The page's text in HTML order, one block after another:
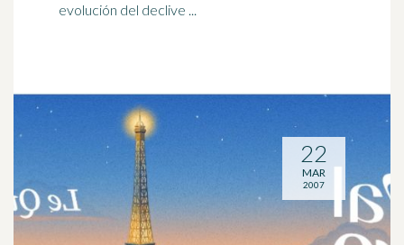
evolución del declive ...
22
MAR
2007